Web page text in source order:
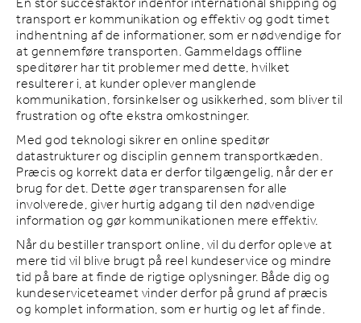
transport er kommunikation og effektiv og godt timet
indhentning af de informationer, som er nødvendige for
at gennemføre transporten. Gammeldags offline
speditører har tit problemer med dette, hvilket
resulterer i, at kunder oplever manglende
kommunikation, forsinkelser og usikkerhed, som bliver til
frustration og ofte ekstra omkostninger.
Med god teknologi sikrer en online speditør
datastrukturer og disciplin gennem transportkæden.
Præcis og korrekt data er derfor tilgængelig, når der er
brug for det. Dette øger transparensen for alle
involverede, giver hurtig adgang til den nødvendige
information og gør kommunikationen mere effektiv.
Når du bestiller transport online, vil du derfor opleve at
mere tid vil blive brugt på reel kundeservice og mindre
tid på bare at finde de rigtige oplysninger. Både dig og
kundeserviceteamet vinder derfor på grund af præcis
og komplet information, som er hurtig og let af finde.